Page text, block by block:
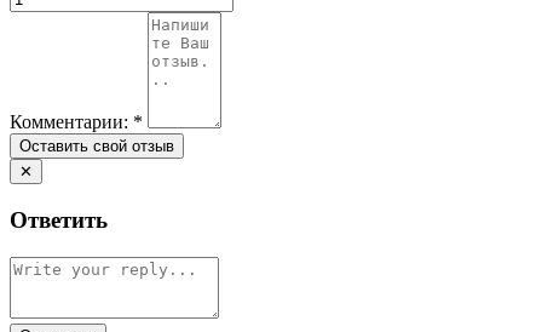
Комментарии: *
✕
Ответить